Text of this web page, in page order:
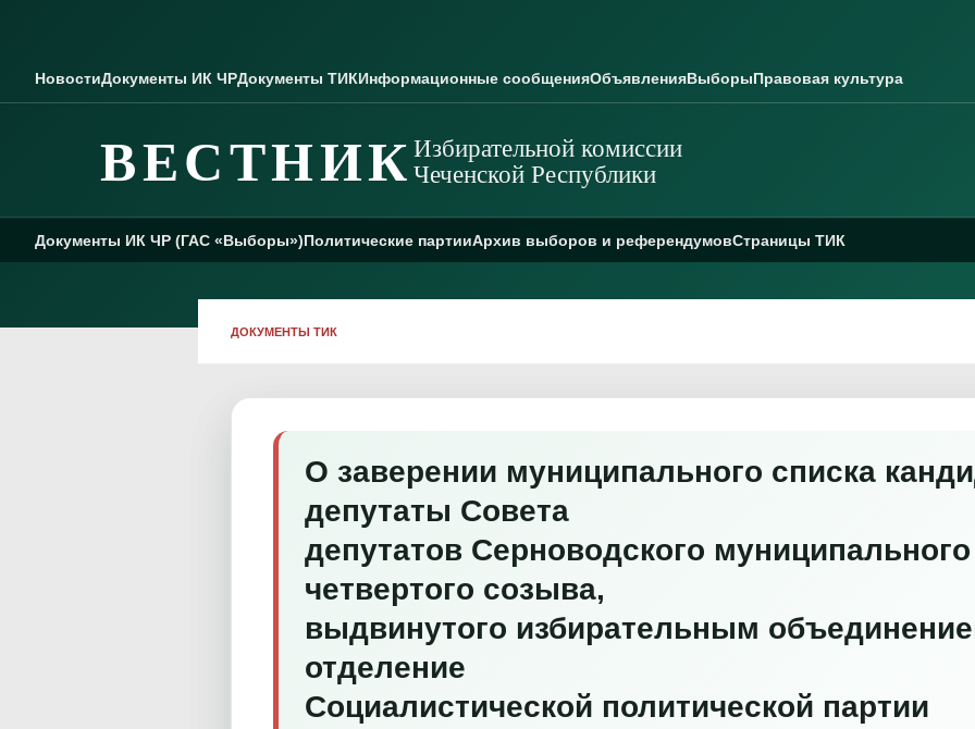
НовостиДокументы ИК ЧРДокументы ТИКИнформационные сообщенияОбъявленияВыборыПравовая культура
ВЕСТНИК Избирательной комиссии
Чеченской Республики
Документы ИК ЧР (ГАС «Выборы»)Политические партииАрхив выборов и референдумовСтраницы ТИК
ДОКУМЕНТЫ ТИК
О заверении муниципального списка
депутаты Совета
депутатов Серноводского
четвертого созыва,
выдвинутого избирательным
отделение
Социалистической политической партии